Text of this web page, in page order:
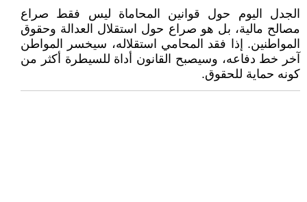
الجدل اليوم حول قوانين المحاماة ليس فقط صراع
مصالح مالية، بل هو صراع حول استقلال العدالة وحقوق
المواطنين. إذا فقد المحامي استقلاله، سيخسر المواطن
آخر خط دفاعه، وسيصبح القانون أداة للسيطرة أكثر من
كونه حماية للحقوق.